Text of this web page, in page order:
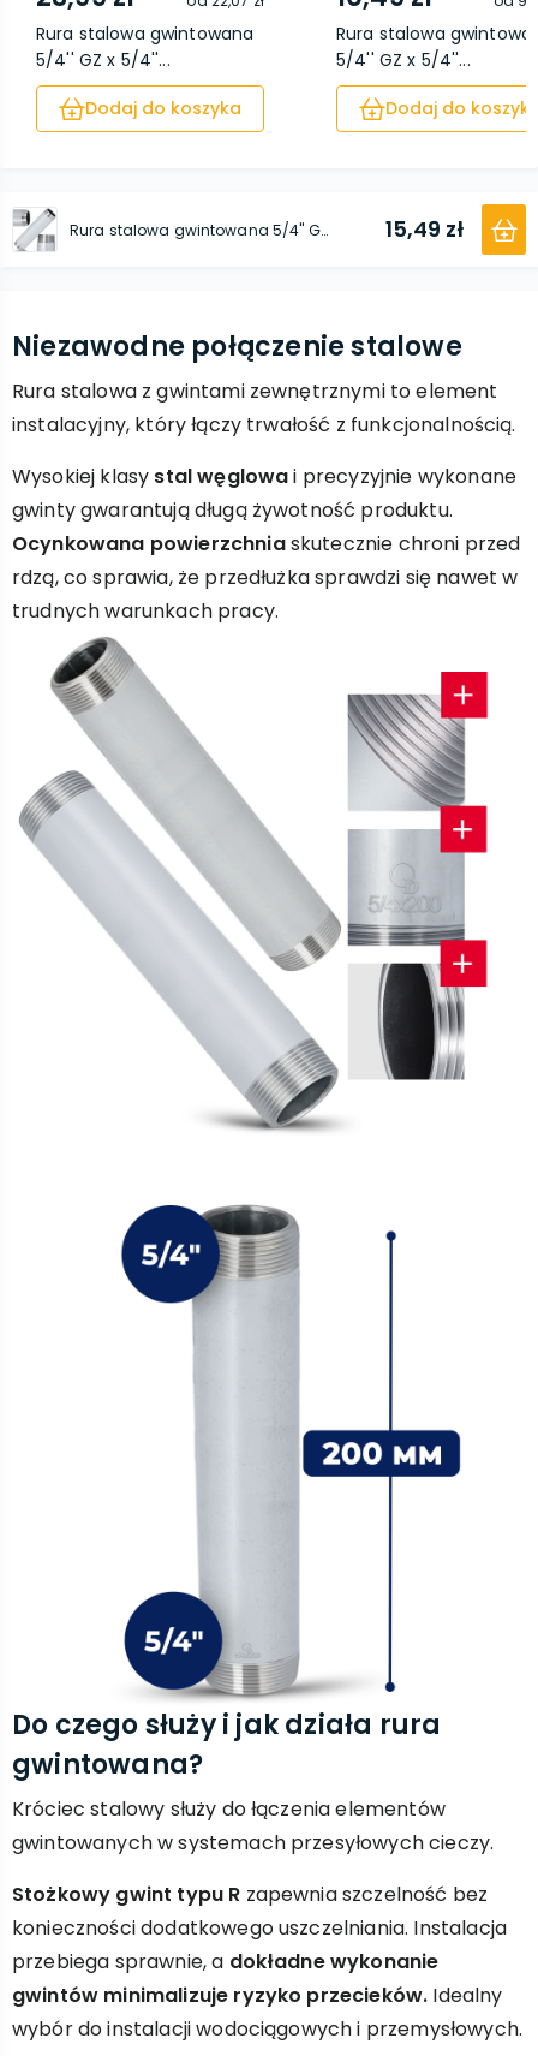
Rura stalowa gwintowana
5/4'' GZ x 5/4''...
Dodaj do koszyka
Rura stalowa
5/4'' GZ x 5/4''...
Dodaj do
Rura stalowa gwintowana 5/4'' GZ x 5/4'' GZ 200 mm 15,49 zł
Niezawodne połączenie stalowe
Rura stalowa z gwintami zewnętrznymi to element
instalacyjny, który łączy trwałość z funkcjonalnością.
Wysokiej klasy stal węglowai precyzyjnie wykonane
gwinty gwarantują długą żywotność produktu.
Ocynkowana powierzchniaskutecznie chroni przed
rdzą, co sprawia, że przedłużka sprawdzi się nawet w
trudnych warunkach pracy.
Do czego służy i jak działa rura
gwintowana?
Króciec stalowy służy do łączenia elementów
gwintowanych w systemach przesyłowych cieczy.
Stożkowy gwint typu R zapewnia szczelność bez
konieczności dodatkowego uszczelniania. Instalacja
przebiega sprawnie, a dokładne wykonanie
gwintów minimalizuje ryzyko przecieków. Idealny
wybór do instalacji wodociągowych i przemysłowych.